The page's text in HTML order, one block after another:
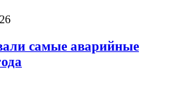
самые аварийные